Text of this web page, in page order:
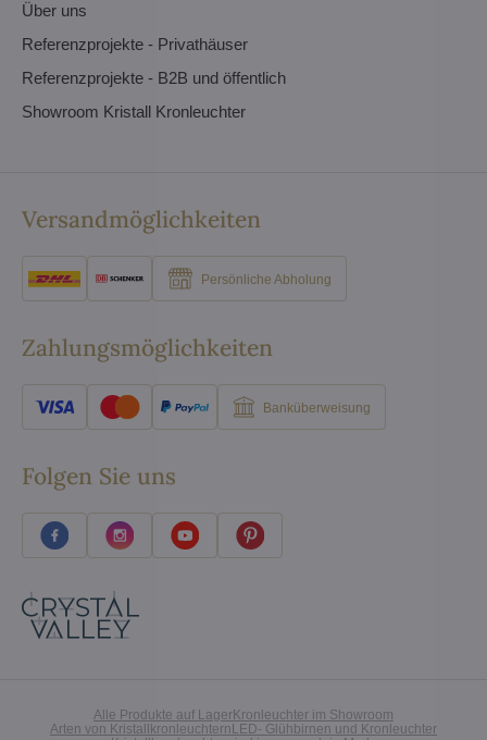
Über uns
Referenzprojekte - Privathäuser
Referenzprojekte - B2B und öffentlich
Showroom Kristall Kronleuchter
Versandmöglichkeiten
Persönliche Abholung
Zahlungsmöglichkeiten
Banküberweisung
Folgen Sie uns
Alle Produkte auf LagerKronleuchter im Showroom
Arten von Kristallkronleuchtern LED- Glühbirnen und Kronleuchter